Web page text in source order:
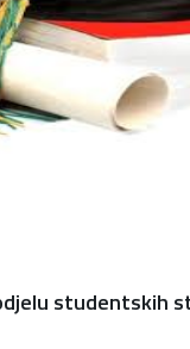
studentskih